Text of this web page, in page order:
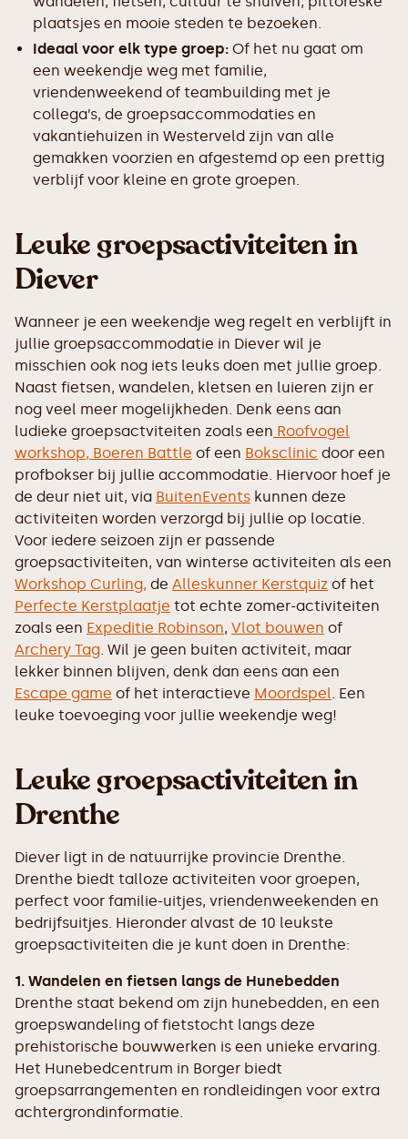
plaatsjes en mooie steden te bezoeken.
Ideaal voor elk type groep: Of het nu gaat om
een weekendje weg met familie,
vriendenweekend of teambuilding met je
collega’s, de groepsaccommodaties en
vakantiehuizen in Westerveld zijn van alle
gemakken voorzien en afgestemd op een prettig
verblijf voor kleine en grote groepen.
Leuke groepsactiviteiten in
Diever
Wanneer je een weekendje weg regelt en verblijft in
jullie groepsaccommodatie in Diever wil je
misschien ook nog iets leuks doen met jullie groep.
Naast fietsen, wandelen, kletsen en luieren zijn er
nog veel meer mogelijkheden. Denk eens aan
ludieke groepsactviteiten zoals een Roofvogel
workshop, Boeren Battle of een Boksclinic door een
profbokser bij jullie accommodatie. Hiervoor hoef je
de deur niet uit, via BuitenEvents kunnen deze
activiteiten worden verzorgd bij jullie op locatie.
Voor iedere seizoen zijn er passende
groepsactiviteiten, van winterse activiteiten als een
Workshop Curling, de Alleskunner Kerstquiz of het
Perfecte Kerstplaatje tot echte zomer-activiteiten
zoals een Expeditie Robinson, Vlot bouwen of
Archery Tag. Wil je geen buiten activiteit, maar
lekker binnen blijven, denk dan eens aan een
Escape game of het interactieve Moordspel. Een
leuke toevoeging voor jullie weekendje weg!
Leuke groepsactiviteiten in
Drenthe
Diever ligt in de natuurrijke provincie Drenthe.
Drenthe biedt talloze activiteiten voor groepen,
perfect voor familie-uitjes, vriendenweekenden en
bedrijfsuitjes. Hieronder alvast de 10 leukste
groepsactiviteiten die je kunt doen in Drenthe:
1. Wandelen en fietsen langs de Hunebedden
Drenthe staat bekend om zijn hunebedden, en een
groepswandeling of fietstocht langs deze
prehistorische bouwwerken is een unieke ervaring.
Het Hunebedcentrum in Borger biedt
groepsarrangementen en rondleidingen voor extra
achtergrondinformatie.